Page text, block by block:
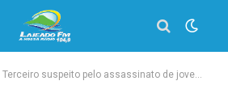
Terceiro suspeito pelo assassinato de jovem em boate é preso após ser encontrado escondido em apartamento